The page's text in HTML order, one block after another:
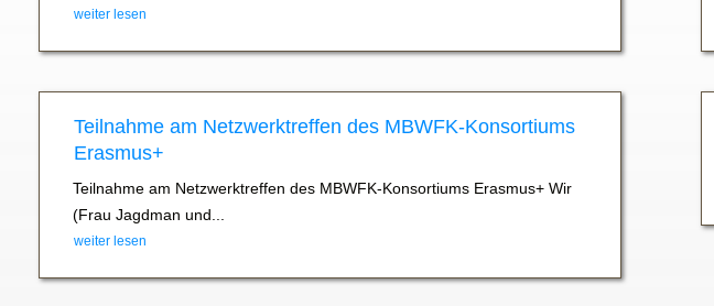
weiter lesen
Teilnahme am Netzwerktreffen des MBWFK-Konsortiums
Erasmus+
Teilnahme am Netzwerktreffen des MBWFK-Konsortiums Erasmus+ Wir
(Frau Jagdman und...
weiter lesen